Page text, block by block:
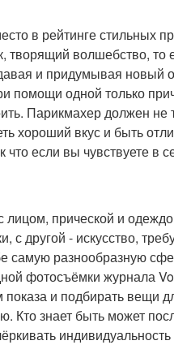
в рейтинге стильных
волшебство, то
и придумывая новый
одной только
Парикмахер должен не
хороший вкус и быть
если вы чувствуете в
лицом, прической и
другой - искусство,
самую разнообразную
фотосъёмки журнала
и подбирать вещи
Кто знает быть может